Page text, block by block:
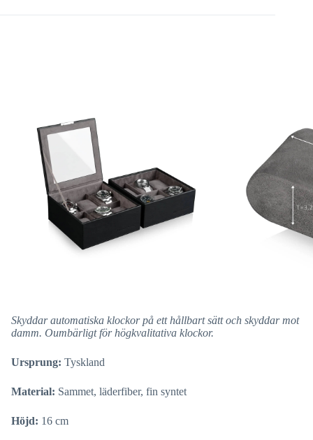
Skyddar automatiska klockor på ett hållbart sätt och skyddar mot
damm. Oumbärligt för högkvalitativa klockor.
Ursprung: Tyskland
Material: Sammet, läderfiber, fin syntet
Höjd: 16 cm